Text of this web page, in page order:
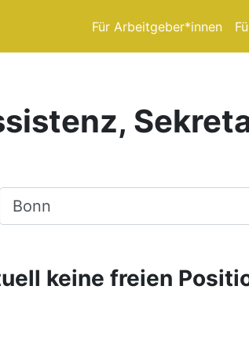
Für Arbeitgeber*innen
Ort, Stadt
keine freien